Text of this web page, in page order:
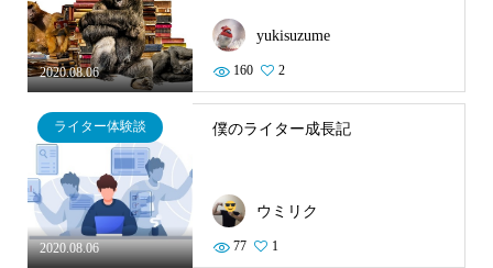
2020.08.06
yukisuzume
160 2
2020.08.06
ライター体験談 僕のライター成長記
ウミリク
77 1